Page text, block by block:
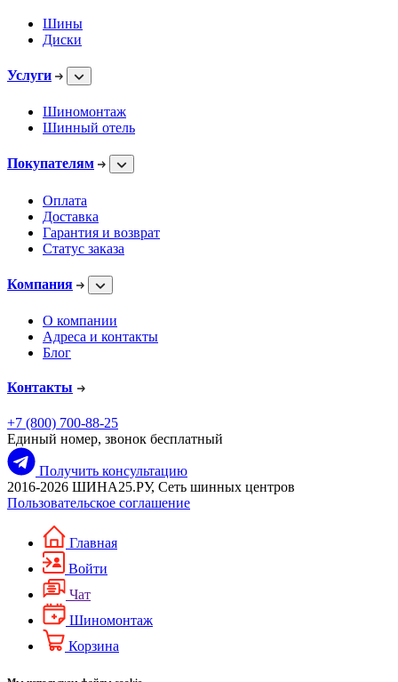
Шины
Диски
Услуги
Шиномонтаж
Шинный отель
Покупателям
Оплата
Доставка
Гарантия и возврат
Статус заказа
Компания
О компании
Адреса и контакты
Блог
Контакты
+7 (800) 700-88-25
Единый номер, звонок бесплатный
Получить консультацию
2016-2026 ШИНА25.РУ, Сеть шинных центров
Пользовательское соглашение
Главная
Войти
Чат
Шиномонтаж
Корзина